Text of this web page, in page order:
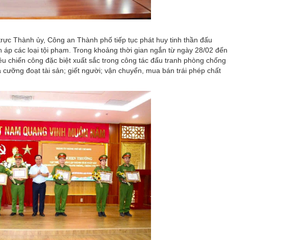
Thành ủy, Công an Thành phố tiếp tục phát huy tinh thần đấu
các loại tội phạm. Trong khoảng thời gian ngắn từ ngày 28/02 đến
chiến công đặc biệt xuất sắc trong công tác đấu tranh phòng chống
đoạt tài sản; giết người; vận chuyển, mua bán trái phép chất